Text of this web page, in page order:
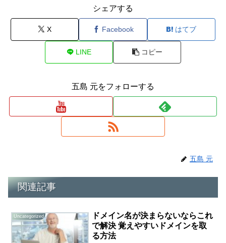
シェアする
X Facebook はてブ
LINE コピー
五島 元をフォローする
五島 元
関連記事
Uncategorized
ドメイン名が決まらないならこれ
で解決 覚えやすいドメインを取
る方法